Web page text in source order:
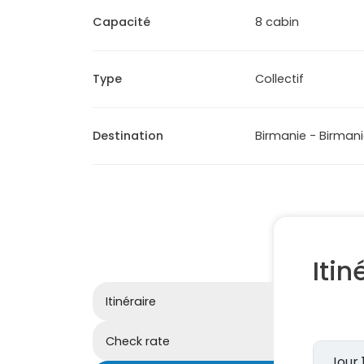
Capacité 8 cabin
Type Collectif
Destination Birmanie -
Itinéraire
Check rate